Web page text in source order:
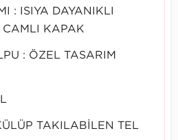
: ISIYA DAYANIKLI
CAMLI KAPAK
: ÖZEL TASARIM
TAKILABİLEN TEL